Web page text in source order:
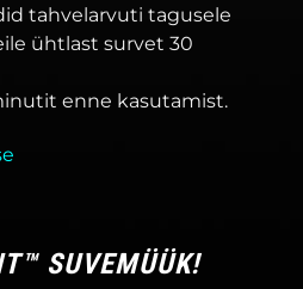
tahvelarvuti tagusele
ühtlast survet 30
enne kasutamist.
SUVEMÜÜK!